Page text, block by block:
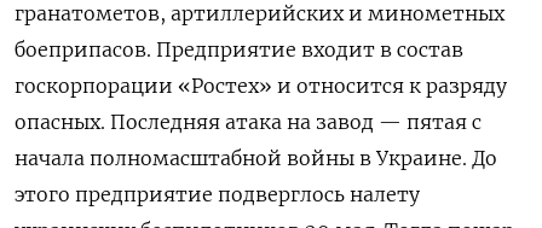
гранатометов, артиллерийских и минометных
боеприпасов. Предприятие входит в состав
госкорпорации «Ростех» и относится к разряду
опасных. Последняя атака на завод — пятая с
начала полномасштабной войны в Украине. До
этого предприятие подверглось налету